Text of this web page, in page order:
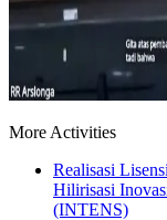
More Activities
Realisasi
Hilirisasi
(INTENS)